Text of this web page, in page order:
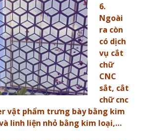
6.
Ngoài
ra còn
có dịch
vụ cắt
chữ
CNC
sắt, cắt
chữ cnc
vật phẩm trưng bày bằng kim
linh liện nhỏ bằng kim loại,…